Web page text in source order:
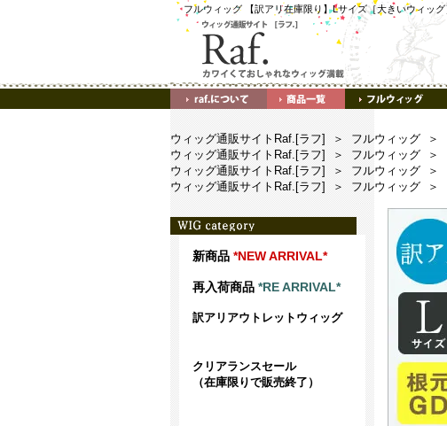
フルウィッグ 【訳アリ在庫限り】Lサイズ［大きいウィッ
ウィッグ通販サイトRaf.[ラフ] ＞ フルウィッグ ＞
ウィッグ通販サイトRaf.[ラフ]
＞ フルウィッグ ＞
ウィッグ通販サイトRaf.[ラフ]
＞ フルウィッグ ＞
ウィッグ通販サイトRaf.[ラフ]
＞ フルウィッグ ＞
新商品 *NEW ARRIVAL*
再入荷商品 *RE ARRIVAL*
訳アリアウトレットウィッグ
クリアランスセール
（在庫限りで販売終了）